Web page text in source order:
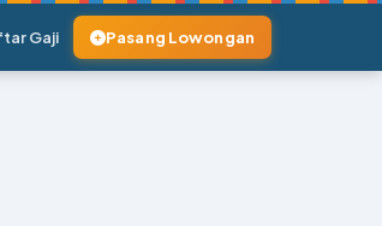
Gaji Pasang Lowongan